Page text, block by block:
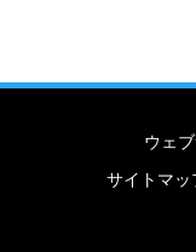
ウェ
サイトマッ